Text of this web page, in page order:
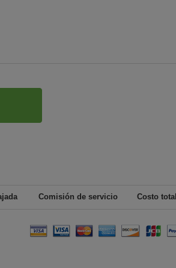
Comisión de servicio Costo total